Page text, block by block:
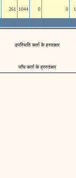
261 1044 0 0
उपस्थिति कर्ता के हस्ताक्षर
जॉच कर्ता के ह्रस्ताक्षर